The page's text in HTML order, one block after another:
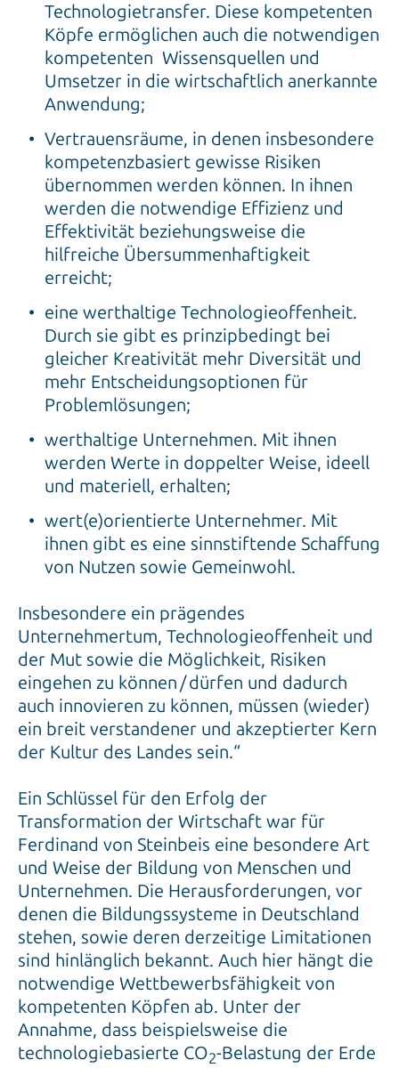
Technologietransfer. Diese kompetenten
Köpfe ermöglichen auch die notwendigen
kompetenten Wissensquellen und
Umsetzer in die wirtschaftlich anerkannte
Anwendung;
Vertrauensräume, in denen insbesondere
kompetenzbasiert gewisse Risiken
übernommen werden können. In ihnen
werden die notwendige Effizienz und
Effektivität beziehungsweise die
hilfreiche Übersummenhaftigkeit
erreicht;
eine werthaltige Technologieoffenheit.
Durch sie gibt es prinzipbedingt bei
gleicher Kreativität mehr Diversität und
mehr Entscheidungsoptionen für
Problemlösungen;
werthaltige Unternehmen. Mit ihnen
werden Werte in doppelter Weise, ideell
und materiell, erhalten;
wert(e)orientierte Unternehmer. Mit
ihnen gibt es eine sinnstiftende Schaffung
von Nutzen sowie Gemeinwohl.
Insbesondere ein prägendes
Unternehmertum, Technologieoffenheit und
der Mut sowie die Möglichkeit, Risiken
eingehen zu können / dürfen und dadurch
auch innovieren zu können, müssen (wieder)
ein breit verstandener und akzeptierter Kern
der Kultur des Landes sein.“
Ein Schlüssel für den Erfolg der
Transformation der Wirtschaft war für
Ferdinand von Steinbeis eine besondere Art
und Weise der Bildung von Menschen und
Unternehmen. Die Herausforderungen, vor
denen die Bildungssysteme in Deutschland
stehen, sowie deren derzeitige Limitationen
sind hinlänglich bekannt. Auch hier hängt die
notwendige Wettbewerbsfähigkeit von
kompetenten Köpfen ab. Unter der
Annahme, dass beispielsweise die
technologiebasierte CO2-Belastung der Erde